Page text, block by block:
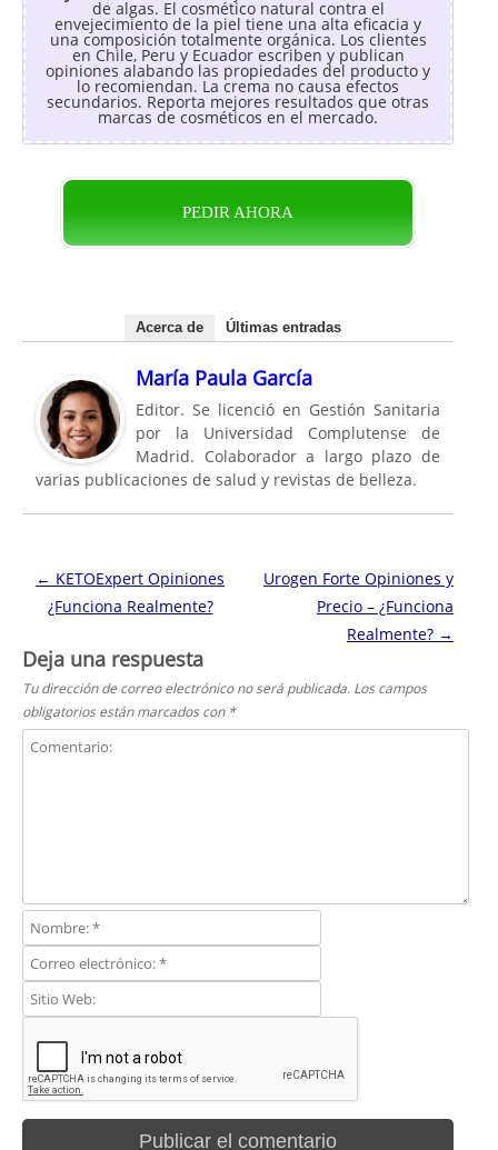
de algas. El cosmético natural contra el
envejecimiento de la piel tiene una alta eficacia y
una composición totalmente orgánica. Los clientes
en Chile, Peru y Ecuador escriben y publican
opiniones alabando las propiedades del producto y
lo recomiendan. La crema no causa efectos
secundarios. Reporta mejores resultados que otras
marcas de cosméticos en el mercado.
PEDIR AHORA
Acerca de Últimas entradas
María Paula García
Editor. Se licenció en Gestión Sanitaria
por la Universidad Complutense de
Madrid. Colaborador a largo plazo de
varias publicaciones de salud y revistas de belleza.
Navegación de entradas
← KETOExpert Opiniones
¿Funciona Realmente?
Urogen Forte Opiniones y
Precio – ¿Funciona
Realmente? →
Deja una respuesta
Tu dirección de correo electrónico no será publicada. Los campos
obligatorios están marcados con *